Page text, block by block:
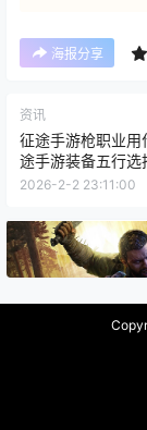
海报分享
资讯
征途手游枪职业用
途手游装备五行选
2026-2-2 23:11:00